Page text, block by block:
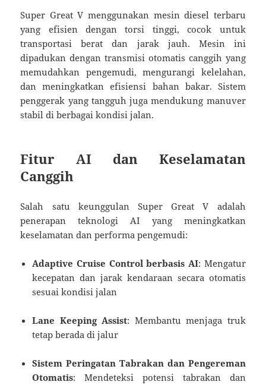
Super Great V menggunakan mesin diesel terbaru
yang efisien dengan torsi tinggi, cocok untuk
transportasi berat dan jarak jauh. Mesin ini
dipadukan dengan transmisi otomatis canggih yang
memudahkan pengemudi, mengurangi kelelahan,
dan meningkatkan efisiensi bahan bakar. Sistem
penggerak yang tangguh juga mendukung manuver
stabil di berbagai kondisi jalan.
Fitur AI dan Keselamatan
Canggih
Salah satu keunggulan Super Great V adalah
penerapan teknologi AI yang meningkatkan
keselamatan dan performa pengemudi:
Adaptive Cruise Control berbasis AI: Mengatur
kecepatan dan jarak kendaraan secara otomatis
sesuai kondisi jalan
Lane Keeping Assist: Membantu menjaga truk
tetap berada di jalur
Sistem Peringatan Tabrakan dan Pengereman
Otomatis: Mendeteksi potensi tabrakan dan